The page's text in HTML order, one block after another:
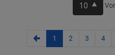
10
1 2 3 4